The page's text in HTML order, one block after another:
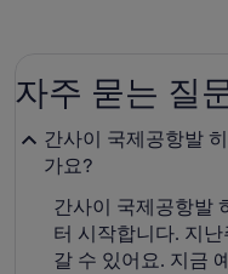
자주 묻는 질
간사이 국제공항발
가요?
간사이 국제공항발
터 시작합니다. 지
갈 수 있어요. 지금